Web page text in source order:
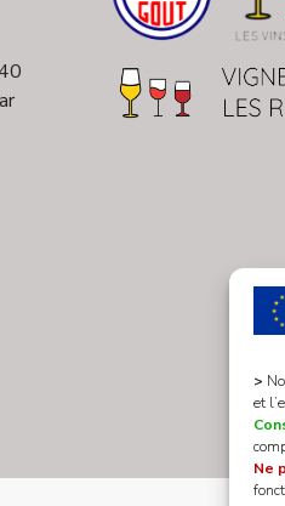
>
et
Ne